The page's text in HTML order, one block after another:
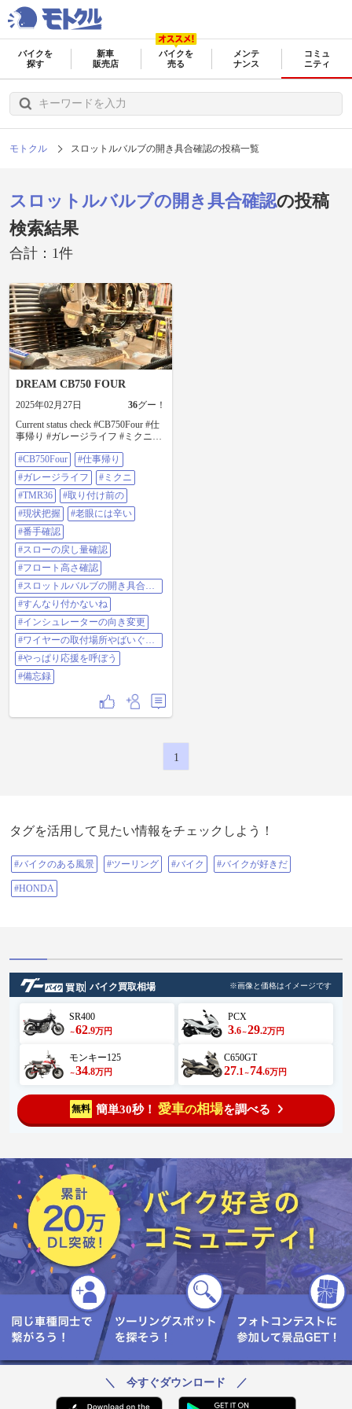
バイクを
探す
新車
販売店
バイクを
売る
メンテ
ナンス
コミュ
ニティ
モトクル スロットルバルブの開き具合確認の投稿一覧
スロットルバルブの開き具合確認の投稿
検索結果
合計：1件
DREAM CB750 FOUR
2025年02月27日 36グー！
Current status check #CB750Four #仕
事帰り #ガレージライフ #ミクニ
老眼には辛い #番手確認 #スローの
戻し量確認 #フロート高さ確認 #ス
ロットルバルブの開き具合確認 #す
んなり付かないね #インシュレータ
ーの向き変更 #ワイヤーの取付場所
やばいぐらい狭い #やっぱり応援を
呼ぼう #備忘録
#CB750Four
#仕事帰り
#ガレージライフ
#ミクニ
#TMR36
#取り付け前の
#現状把握
#老眼には辛い
#番手確認
#スローの戻し量確認
#フロート高さ確認
#スロットルバルブの開き具合確
認
#すんなり付かないね
#インシュレーターの向き変更
#ワイヤーの取付場所やばいぐら
い狭い
#やっぱり応援を呼ぼう
#備忘録
1
タグを活用して見たい情報をチェックしよう！
#バイクのある風景 #ツーリング #バイク #バイクが好きだ
#HONDA
バイク買取相場 ※画像と価格はイメージです
SR400
～62.9万円
PCX
3.6～29.2万円
モンキー125
～34.8万円
C650GT
27.1 ～ 74.6万円
無料 簡単30秒！ 愛車の相場を調べる
＼ 今すぐダウンロード ／